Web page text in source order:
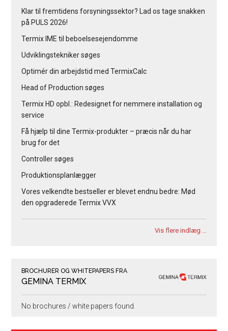
Klar til fremtidens forsyningssektor? Lad os tage snakken
på PULS 2026!
Termix IME til beboelsesejendomme
Udviklingstekniker søges
Optimér din arbejdstid med TermixCalc
Head of Production søges
Termix HD opbl.: Redesignet for nemmere installation og
service
Få hjælp til dine Termix-produkter – præcis når du har
brug for det
Controller søges
Produktionsplanlægger
Vores velkendte bestseller er blevet endnu bedre: Mød
den opgraderede Termix VVX
Vis flere indlæg …
BROCHURER OG WHITEPAPERS FRA
GEMINA TERMIX
No brochures / white papers found.